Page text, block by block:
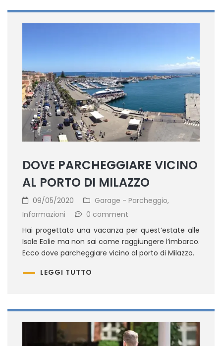
DOVE PARCHEGGIARE VICINO
AL PORTO DI MILAZZO
09/05/2020 Garage - Parcheggio,
Informazioni
0 comment
Hai progettato una vacanza per quest’estate alle
Isole Eolie ma non sai come raggiungere l’imbarco.
Ecco dove parcheggiare vicino al porto di Milazzo.
LEGGI TUTTO